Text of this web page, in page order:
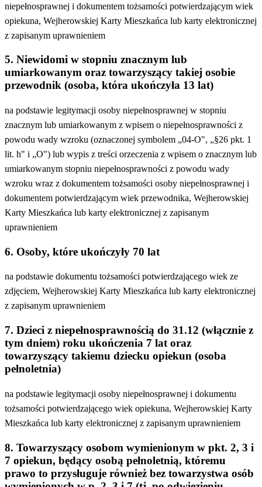
niepełnosprawnej i dokumentem tożsamości potwierdzającym wiek
opiekuna, Wejherowskiej Karty Mieszkańca lub karty elektronicznej
z zapisanym uprawnieniem
5. Niewidomi w stopniu znacznym lub
umiarkowanym oraz towarzyszący takiej osobie
przewodnik (osoba, która ukończyła 13 lat)
na podstawie legitymacji osoby niepełnosprawnej w stopniu
znacznym lub umiarkowanym z wpisem o niepełnosprawności z
powodu wady wzroku (oznaczonej symbolem „04-O", „§26 pkt. 1
lit. h" i „O") lub wypis z treści orzeczenia z wpisem o znacznym lub
umiarkowanym stopniu niepełnosprawności z powodu wady
wzroku wraz z dokumentem tożsamości osoby niepełnosprawnej i
dokumentem potwierdzającym wiek przewodnika, Wejherowskiej
Karty Mieszkańca lub karty elektronicznej z zapisanym
uprawnieniem
6. Osoby, które ukończyły 70 lat
na podstawie dokumentu tożsamości potwierdzającego wiek ze
zdjęciem, Wejherowskiej Karty Mieszkańca lub karty elektronicznej
z zapisanym uprawnieniem
7. Dzieci z niepełnosprawnością do 31.12 (włącznie z
tym dniem) roku ukończenia 7 lat oraz
towarzyszący takiemu dziecku opiekun (osoba
pełnoletnia)
na podstawie legitymacji osoby niepełnosprawnej i dokumentu
tożsamości potwierdzającego wiek opiekuna, Wejherowskiej Karty
Mieszkańca lub karty elektronicznej z zapisanym uprawnieniem
8. Towarzyszący osobom wymienionym w pkt. 2, 3 i
7 opiekun, będący osobą pełnoletnią, któremu
prawo to przysługuje również bez towarzystwa osób